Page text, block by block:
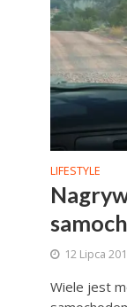
LIFESTYLE
12 Lipca
Wiele jest